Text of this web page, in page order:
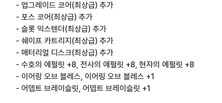
   - 업그레이드 코어(최상급) 추가
   - 포스 코어(최상급) 추가
   - 슬롯 익스텐더(최상급) 추가
   - 쉐이프 카트리지(최상급) 추가
   - 매터리얼 디스크(최상급) 추가
   - 수호의 에펄릿 +8, 전사의 에펄릿 +8, 현자의 에펄릿 +8
   - 이어링 오브 블레스, 이어링 오브 블레스 +1
   - 어뎁트 브레이슬릿, 어뎁트 브레이슬릿 +1